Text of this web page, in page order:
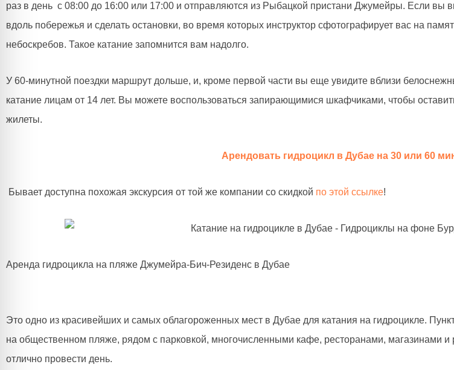
раз в день с 08:00 до 16:00 или 17:00 и отправляются из Рыбацкой пристани Джумейры. Если вы
вдоль побережья и сделать остановки, во время которых инструктор сфотографирует вас на
небоскребов. Такое катание запомнится вам надолго.
У 60-минутной поездки маршрут дольше, и, кроме первой части вы еще увидите вблизи
катание лицам от 14 лет. Вы можете воспользоваться запирающимися шкафчиками, чтобы
жилеты.
Арендовать гидроцикл в Дубае на 30 или 60
Бывает доступна похожая экскурсия от той же компании со скидкой по этой ссылке!
Аренда гидроцикла на пляже Джумейра-Бич-Резиденс в Дубае
Это одно из красивейших и самых облагороженных мест в Дубае для катания на гидроцикле.
на общественном пляже, рядом с парковкой, многочисленными кафе, ресторанами, магазинами
отлично провести день.